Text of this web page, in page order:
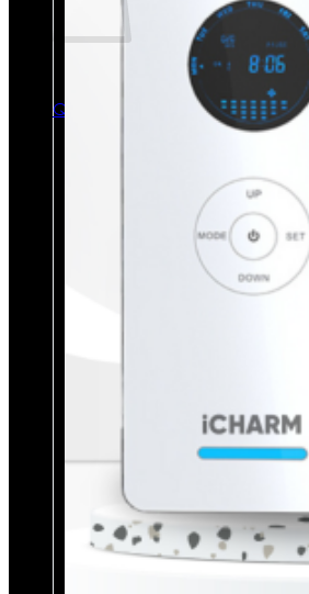
Chưa có sản phẩm
Quay trở lại cửa hàng